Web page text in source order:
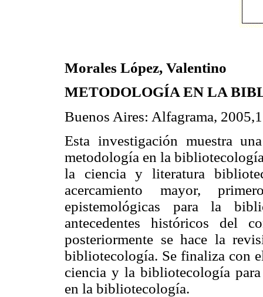
Morales López, Valentino
METODOLOGÍA EN LA
Buenos Aires: Alfagrama,
Esta investigación muestra
metodología en la
la ciencia y literatura
acercamiento mayor,
epistemológicas para la
antecedentes históricos del
posteriormente se hace la
bibliotecología. Se finaliza con
ciencia y la bibliotecología
en la bibliotecología.